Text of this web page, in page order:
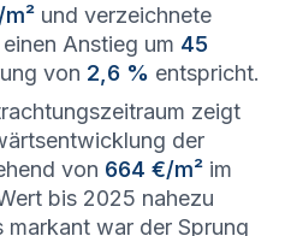
und verzeichnete
Anstieg um 45
von 2,6 % entspricht.
zeigt
der
von 664 €/m² im
bis 2025 nahezu
war der Sprung